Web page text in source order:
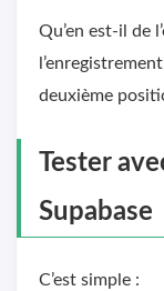
Qu’en est-il de
deuxième
Tester
Supabase
C’est simple :